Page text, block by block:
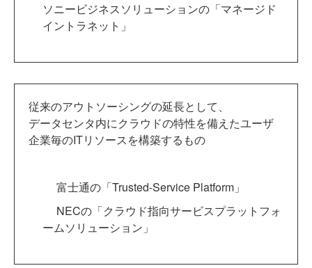
ソニービジネスソリューションの「マネージド
イントラネット」
従来のアウトソーシングの延長として、
データセンタ内にクラウドの特性を備えたユーザ
企業毎のITリソースを構築するもの
富士通の「Trusted-Service Platform」
NECの「クラウド指向サービスプラットフォ
ームソリューション」